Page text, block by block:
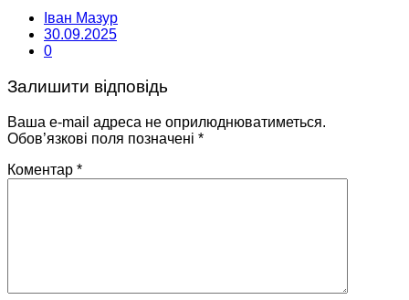
Іван Мазур
30.09.2025
0
Залишити відповідь
Ваша e-mail адреса не оприлюднюватиметься.
Обов’язкові поля позначені *
Коментар *